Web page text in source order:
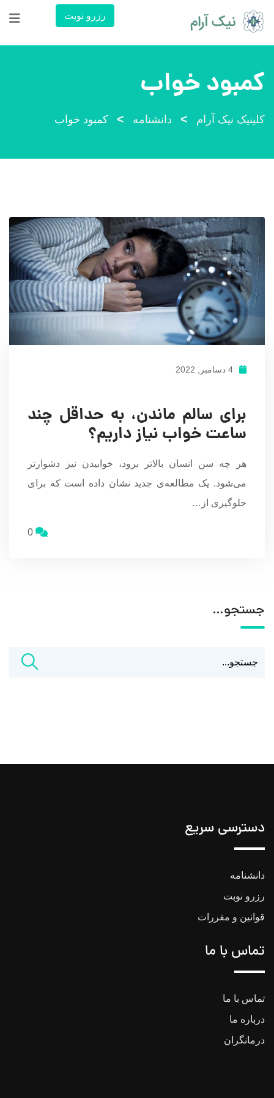
محتوا
رزرو نوبت
کمبود خواب
کلینیک نیک آرام > دانشنامه > کمبود خواب
برای سالم ماندن، به حداقل چند
ساعت خواب نیاز داریم؟
هر چه سن انسان بالاتر برود، خوابیدن نیز دشوارتر
می‌شود. یک مطالعه‌ی جدید نشان داد‌ه است که برای
جلوگیری از…
جستجو…
دسترسی سریع
دانشنامه
رزرو نوبت
قوانین و مقررات
تماس با ما
تماس با ما
درباره ما
درمانگران